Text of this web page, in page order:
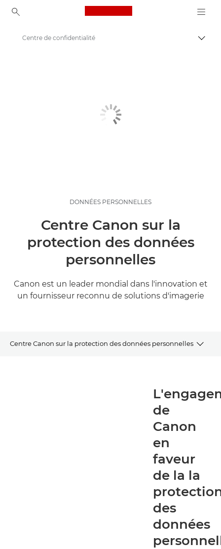
Canon Logo, back to
Centre de confidentialité
DONNÉES PERSONNELLES
Centre Canon sur la
protection des données
personnelles
Canon est un leader mondial dans l'innovation et
un fournisseur reconnu de solutions d'imagerie
Centre Canon sur la protection des données personnelles
L'engagement de Canon EN MATIÈRE DE
GOUVERNANCE EN MATIÈRE DE DONNÉES
POLITIQUES MATIERE DE PROTECTION DES DONNEES
de
Canon
en
faveur
de la la
des
données